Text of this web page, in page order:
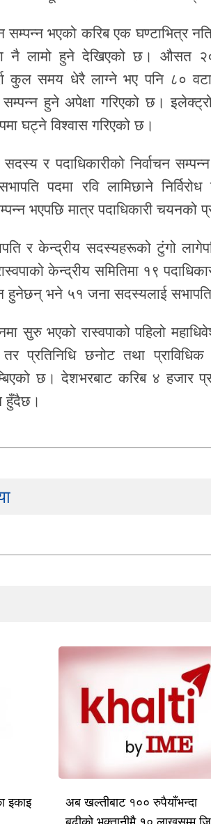
सम्पन्न भएको करिब एक घण्टाभित्र
नै लामो हुने देखिएको छ। औसत
कुल समय धेरै लाग्ने भए पनि ८०
हुने अपेक्षा गरिएको छ।
घट्ने विश्वास गरिएको छ।
र पदाधिकारीको निर्वाचन
पदमारवि लामिछाने
भएपछि मात्र पदाधिकारी चयनको
र केन्द्रीय सदस्यहरूको टुंगो
केन्द्रीय समितिमा १९
हुनेछन् भने ५१ जना सदस्यलाई
सुरु भएको रास्वपाको पहिलो
प्रतिनिधि छनोट तथा
छ। देशभरबाट करिब ४ हजार
हुँदैछ।
इकाइ
अब खल्तीबाट १०० रुपैयाँभन्दा